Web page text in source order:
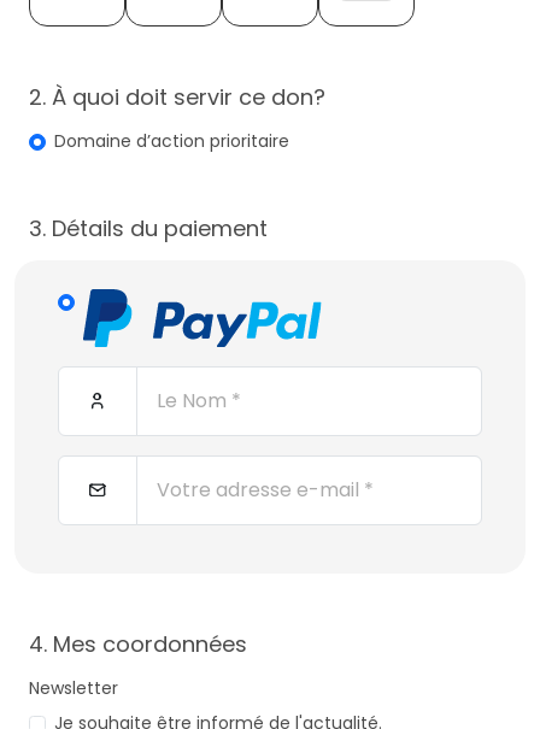
2. À quoi doit servir ce don?
Domaine d’action prioritaire
3. Détails du paiement
4. Mes coordonnées
Newsletter
Je souhaite être informé de l'actualité.